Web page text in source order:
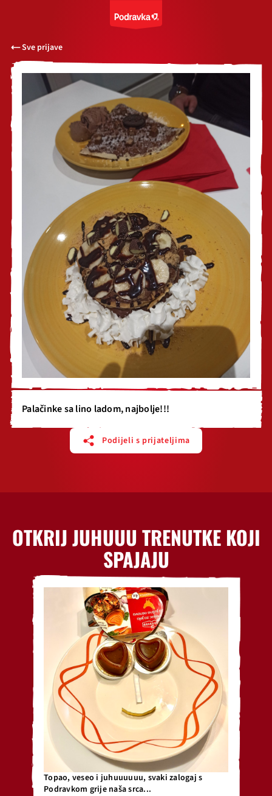
Sve prijave
Palačinke sa lino ladom, najbolje!!!
Podijeli s prijateljima
OTKRIJ JUHUUU TRENUTKE KOJI
SPAJAJU
Topao, veseo i juhuuuuuu, svaki zalogaj s
Podravkom grije naša srca...